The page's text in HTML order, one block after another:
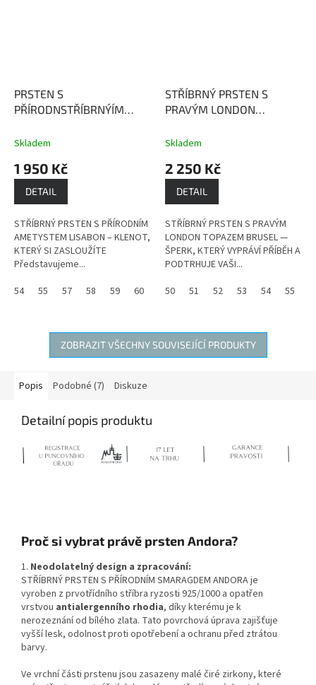
PRSTEN S
PŘÍRODNSTŘÍBRNÝÍM
Ametyst podporuje
zdrojem léčivé a ochranné
síly.
Skladem
1 950 Kč
DETAIL
STŘÍBRNÝ PRSTEN S PŘÍRODNÍM
AMETYSTEM LISABON – KLENOT,
KTERÝ SI ZASLOUŽÍTE
Představujeme...
54
55 57 58 59 60
STŘÍBRNÝ PRSTEN S
PRAVÝM LONDON
Topaz je kámen, který
hojnost a pevné zdraví.
Skladem
2 250 Kč
DETAIL
STŘÍBRNÝ PRSTEN S PRAVÝM
LONDON TOPAZEM BRUSEL —
ŠPERK, KTERÝ VYPRÁVÍ PŘÍBĚH A
PODTRHUJE VAŠI...
50
51 52 53 54 55
ZOBRAZIT VŠECHNY SOUVISEJÍCÍ PRODUKTY
Popis Podobné (7) Diskuze
Detailní popis produktu
Proč si vybrat právě prsten Andora?
1. Neodolatelný design a zpracování:
STŘÍBRNÝ PRSTEN S PŘÍRODNÍM SMARAGDEM ANDORA je
vyroben z prvotřídního stříbra ryzosti 925/1000 a opatřen
vrstvou antialergenního rhodia, díky kterému je k
nerozeznání od bílého zlata. Tato povrchová úprava zajišťuje
vyšší lesk, odolnost proti opotřebení a ochranu před ztrátou
barvy.
Ve vrchní části prstenu jsou zasazeny malé čiré zirkony, které